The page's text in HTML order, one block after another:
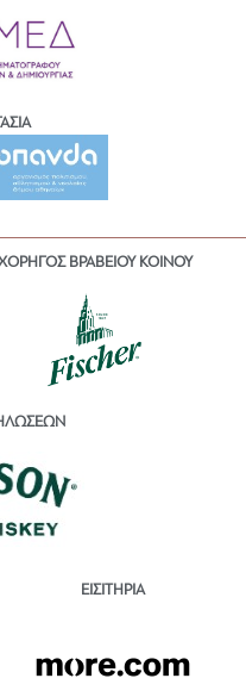
ΒΡΑΒΕΙΟΥ ΚΟΙΝΟΥ
ΕΙΣΙΤΗΡΙΑ